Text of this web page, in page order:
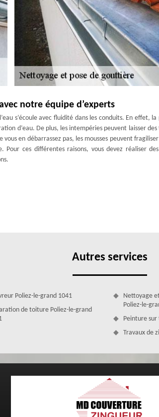
notre équipe d’experts
s’écoule avec fluidité dans les conduits. En effet, la
d’eau. De plus, les intempéries peuvent laisser des
en débarrassez pas, les mousses peuvent
ces différentes raisons, vous devez réaliser
anciennes gouttières n’assurent plus la canalisation
un changement de gouttière 1041 si vous voulez en
Autres services
Poliez-le-grand 1041
de toiture Poliez-le-grand
Nettoyage
Poliez-le-
Peinture
Travaux de